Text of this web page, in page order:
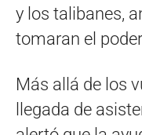
y los talibanes,
tomaran el
Más allá de los
llegada de